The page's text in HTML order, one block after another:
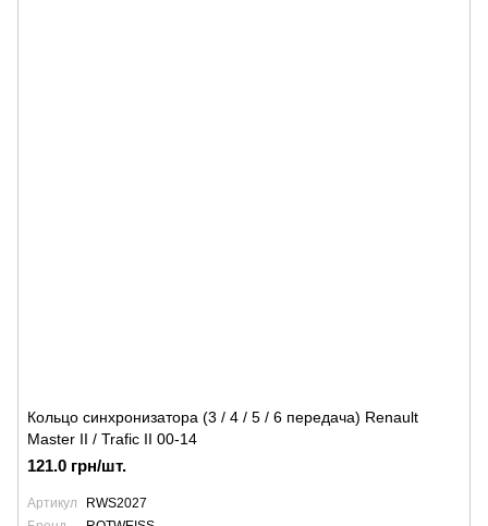
Кольцо синхронизатора (3 / 4 / 5 / 6 передача) Renault
Master II / Trafic II 00-14
121.0 грн/шт.
Артикул
RWS2027